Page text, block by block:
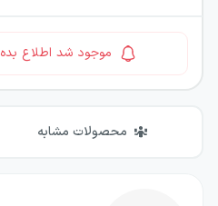
موجود شد اطلاع بده
محصولات مشابه